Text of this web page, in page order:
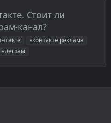
Стоит ли
канал?
вконтакте реклама